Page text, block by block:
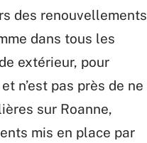
des renouvellements
dans tous les
extérieur, pour
n’est pas près de ne
sur Roanne,
mis en place par